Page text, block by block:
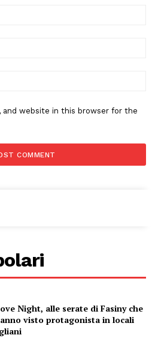
and website in this browser for the
Night, alle serate di Fasiny che
visto protagonista in locali